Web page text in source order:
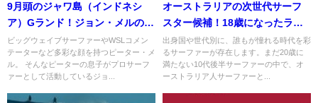
9月頭のジャワ島（インドネシ
ア）Gランド！ジョン・メルのフ
リーサーフィン動画
ビッグウェイブサーファーやWSLコメン
テーターなど多彩な顔を持つピーター・メ
ル。 そんなピーターの息子がプロサーフ
ァーとして活動しているジョ...
オーストラリアの次世代サーフ
スター候補！18歳になったライ
リー・レインのフリーサーフ
出身国や世代別に、誰もが憧れる時代を彩
るサーファーが存在します。まだ20歳に
満たない10代後半サーファーの中で、オ
ーストラリア人サーファーと...